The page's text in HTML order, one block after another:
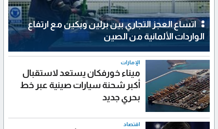
اتساع العجز التجاري بين برلين وبكين مع ارتفاع
الواردات الألمانية من الصين
الإمارات
ميناء خورفكان يستعد لاستقبال
أكبر شحنة سيارات صينية عبر خط
بحري جديد
اقتصاد